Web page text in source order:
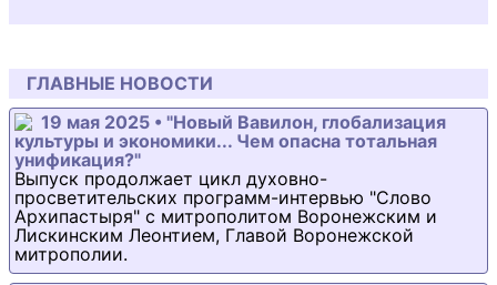
ГЛАВНЫЕ НОВОСТИ
19 мая 2025 • "Новый Вавилон, глобализация
культуры и экономики... Чем опасна тотальная
унификация?"
Выпуск продолжает цикл духовно-
просветительских программ-интервью "Слово
Архипастыря" с митрополитом Воронежским и
Лискинским Леонтием, Главой Воронежской
митрополии.